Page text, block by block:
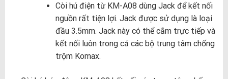
Còi hú điện từ KM-A08 dùng Jack để kết nối
nguồn rất tiện lợi. Jack được sử dụng là loại
đầu 3.5mm. Jack này có thể cắm trực tiếp và
kết nối luôn trong cả các bộ trung tâm chống
trộm Komax.